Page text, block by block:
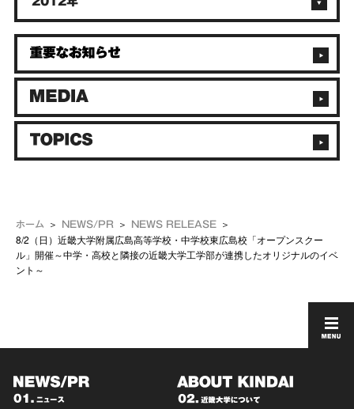
ホーム NEWS/PR NEWS RELEASE
8/2（日）近畿大学附属広島高等学校・中学校東広島校「オープンスクー
ル」開催～中学・高校と隣接の近畿大学工学部が連携したオリジナルのイベ
ント～